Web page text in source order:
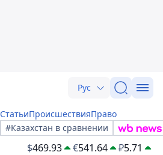
Рус
СтатьиПроисшествияПраво
#Казахстан в сравнении
$469.93 €541.64 ₽5.71